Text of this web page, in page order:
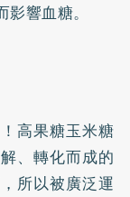
響血糖。
高果糖玉米糖
、轉化而成的
所以被廣泛運